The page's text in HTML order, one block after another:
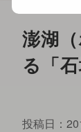
澎湖
る「
投稿日：